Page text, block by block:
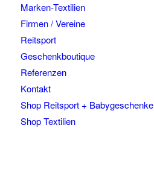
Marken-Textilien
Firmen / Vereine
Reitsport
Geschenkboutique
Referenzen
Kontakt
Shop Reitsport + Babygeschenke
Shop Textilien